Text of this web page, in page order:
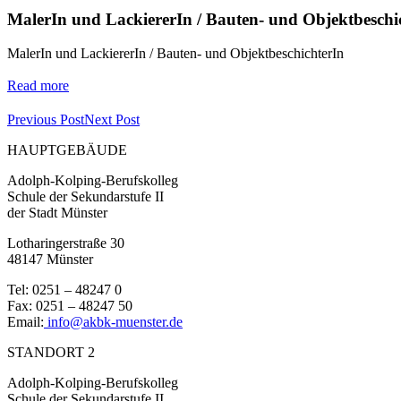
MalerIn und LackiererIn / Bauten- und
MalerIn und LackiererIn / Bauten- und ObjektbeschichterIn
Read more
Previous PostNext Post
HAUPTGEBÄUDE
Adolph-Kolping-Berufskolleg
Schule der Sekundarstufe II
der Stadt Münster
Lotharingerstraße 30
48147 Münster
Tel: 0251 – 48247 0
Fax: 0251 – 48247 50
Email: info@akbk-muenster.de
STANDORT 2
Adolph-Kolping-Berufskolleg